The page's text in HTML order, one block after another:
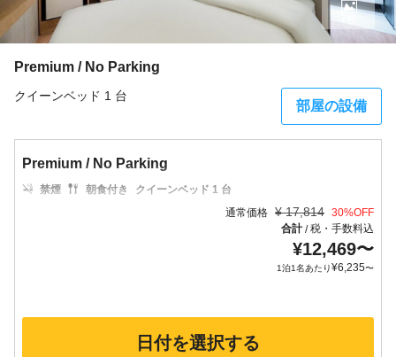
Premium / No Parking
クイーンベッド 1 台
部屋の設備
Premium / No Parking
禁煙 朝食付き
クイーンベッド 1 台
通常価格 ¥ 17,814 30%OFF
合計/税・手数料込
¥12,469〜
1泊1名あたり¥6,235〜
日付を選択する